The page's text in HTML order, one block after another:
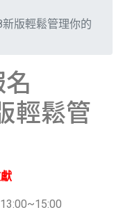
版輕鬆管理你的
輕鬆管
13:00~15:00